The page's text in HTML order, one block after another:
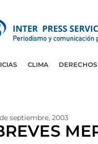
CLIMA
septiembre, 2003